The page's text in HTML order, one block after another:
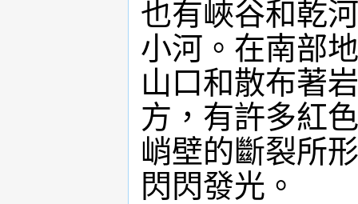
也有峽谷和乾
小河。在南部
山口和散布著
方，有許多紅
峭壁的斷裂所
閃閃發光。